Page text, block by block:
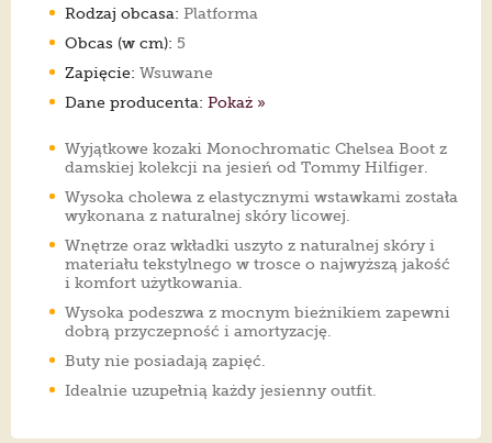
Rodzaj obcasa: Platforma
Obcas (w cm): 5
Zapięcie: Wsuwane
Dane producenta: Pokaż »
Wyjątkowe kozaki Monochromatic Chelsea Boot z
damskiej kolekcji na jesień od Tommy Hilfiger.
Wysoka cholewa z elastycznymi wstawkami została
wykonana z naturalnej skóry licowej.
Wnętrze oraz wkładki uszyto z naturalnej skóry i
materiału tekstylnego w trosce o najwyższą jakość
i komfort użytkowania.
Wysoka podeszwa z mocnym bieżnikiem zapewni
dobrą przyczepność i amortyzację.
Buty nie posiadają zapięć.
Idealnie uzupełnią każdy jesienny outfit.